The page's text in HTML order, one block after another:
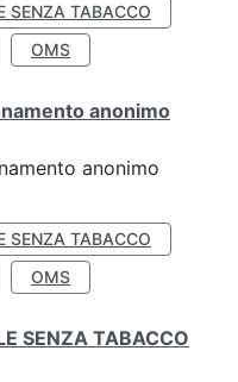
SENZA TABACCO
OMS
anonimo
anonimo
SENZA TABACCO
OMS
SENZA TABACCO